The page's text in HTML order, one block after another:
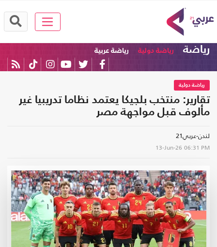
رياضة رياضة دولية رياضة عربية
رياضة دولية
تقارير: منتخب بلجيكا يعتمد نظاما تدريبيا غير
مألوف قبل مواجهة مصر
لندن-عربي21
13-Jun-26 06:31 PM